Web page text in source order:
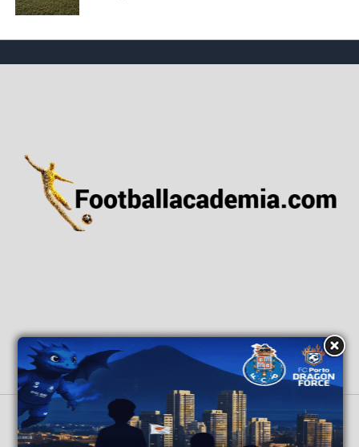
ΑΡΧΙΚΗ ΕΙΔΗΣΕΙΣ ΕΘΝΙΚΕΣ ΟΜΑΔΕΣ
ΑΚΑΔΗΜΙΕΣ
GRASSROOTS
ΒΑΘΜΟΛΟΓΙΕΣ